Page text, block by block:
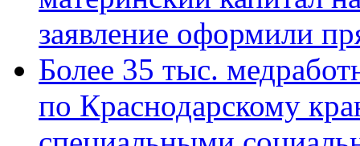
заявление оформили
Более 35 тыс.
по Краснодарскому